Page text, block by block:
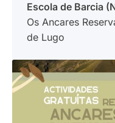
Escola de Barcia
Os Ancares
de Lugo